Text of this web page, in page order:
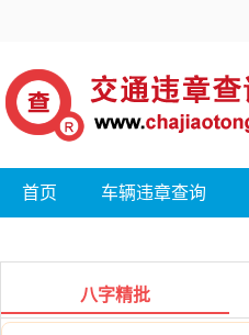
首页 车辆违章查询
八字精批